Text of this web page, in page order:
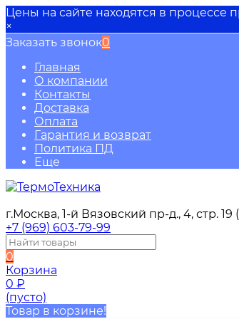
Цены на сайте находятся в процессе
×
Заказать звонок0
Главная
О компании
Контакты
Доставка
Оплата
Гарантия и возврат
Политика ПД
Еще
г.Москва, 1-й Вязовский пр-д., 4, стр.
+7 (969) 603-79-99
0
Корзина
0 ₽
(пусто)
Товар в корзине!